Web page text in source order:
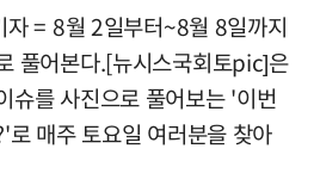
자 = 8월 2일부터~8월 8일까지
풀어본다.[뉴시스국회토pic]은
슈를 사진으로 풀어보는 '이번
매주 토요일 여러분을 찾아